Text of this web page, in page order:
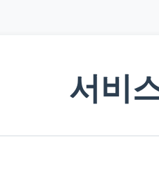
서비